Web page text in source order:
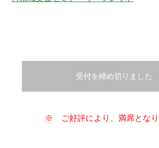
受付を締め切りました
※ ご好評により、満席となり